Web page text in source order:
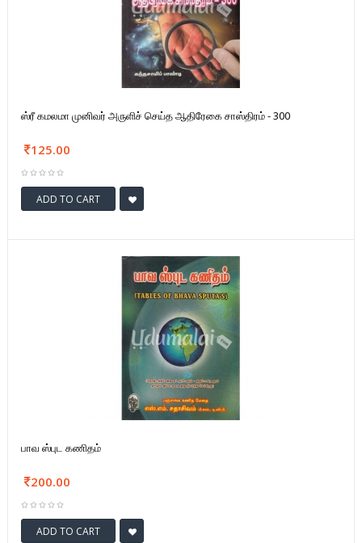
ஸ்ரீ கமலமா முனிவர் அருளிச் செய்த ஆதிரேகை சாஸ்திரம் - 300
125.00
ADD TO CART
பாவ ஸ்புட கணிதம்
200.00
ADD TO CART